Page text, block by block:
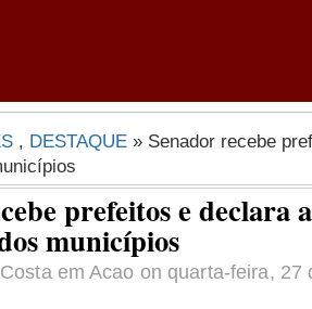
, DESTAQUE » Senador recebe
prefeitos e declara
municípios
em Acao on quarta-feira, 27